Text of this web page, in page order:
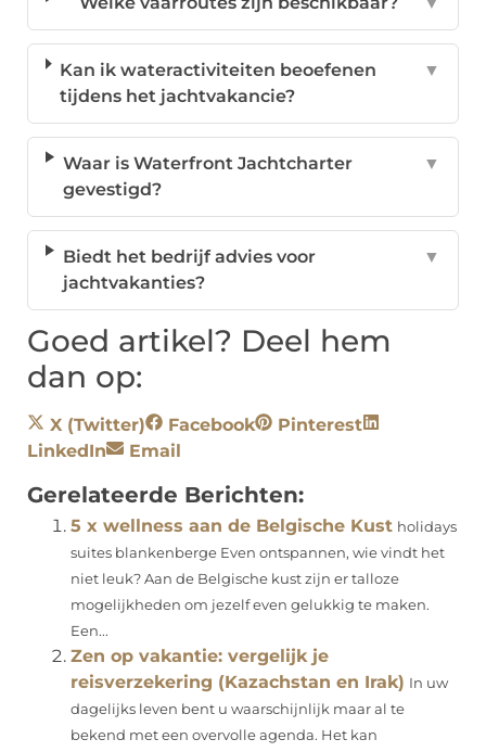
Kan ik wateractiviteiten beoefenen
tijdens het jachtvakancie?
▼
Waar is Waterfront Jachtcharter
gevestigd?
▼
Biedt het bedrijf advies voor
jachtvakanties?
▼
Goed artikel? Deel hem
dan op:
X (Twitter) Facebook
Pinterest
LinkedIn
Email
Gerelateerde Berichten:
5 x wellness aan de Belgische Kust holidays
suites blankenberge Even ontspannen, wie vindt het
niet leuk? Aan de Belgische kust zijn er talloze
mogelijkheden om jezelf even gelukkig te maken.
Een...
Zen op vakantie: vergelijk je
reisverzekering (Kazachstan en Irak) In uw
dagelijks leven bent u waarschijnlijk maar al te
bekend met een overvolle agenda. Het kan